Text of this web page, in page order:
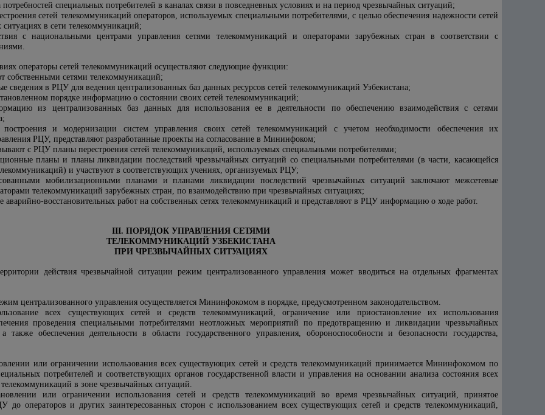
потребностей специальных потребителей в каналах связи в повседневных условиях и на период чрезвычайных ситуаций;
сетей телекоммуникаций операторов, используемых специальными потребителями, с целью обеспечения надежности сетей
в сети телекоммуникаций;
с национальными центрами управления сетями телекоммуникаций и операторами зарубежных стран в соответствии с
операторы сетей телекоммуникаций осуществляют следующие функции:
собственными сетями телекоммуникаций;
сведения в РЦУ для ведения централизованных баз данных ресурсов сетей телекоммуникаций Узбекистана;
порядке информацию о состоянии своих сетей телекоммуникаций;
из централизованных баз данных для использования ее в деятельности по обеспечению взаимодействия с сетями
построения и модернизации систем управления своих сетей телекоммуникаций с учетом необходимости обеспечения их
РЦУ, представляют разработанные проекты на согласование в Мининфоком;
с РЦУ планы перестроения сетей телекоммуникаций, используемых специальными потребителями;
планы и планы ликвидации последствий чрезвычайных ситуаций со специальными потребителями (в части, касающейся
и участвуют в соответствующих учениях, организуемых РЦУ;
мобилизационными планами и планами ликвидации последствий чрезвычайных ситуаций заключают межсетевые
телекоммуникаций зарубежных стран, по взаимодействию при чрезвычайных ситуациях;
аварийно-восстановительных работ на собственных сетях телекоммуникаций и представляют в РЦУ информацию о ходе работ.
III. ПОРЯДОК УПРАВЛЕНИЯ СЕТЯМИ
ТЕЛЕКОММУНИКАЦИЙ УЗБЕКИСТАНА
ПРИ ЧРЕЗВЫЧАЙНЫХ СИТУАЦИЯХ
действия чрезвычайной ситуации режим централизованного управления может вводиться на отдельных фрагментах
централизованного управления осуществляется Мининфокомом в порядке, предусмотренном законодательством.
всех существующих сетей и средств телекоммуникаций, ограничение или приостановление их использования
проведения специальными потребителями неотложных мероприятий по предотвращению и ликвидации чрезвычайных
обеспечения деятельности в области государственного управления, обороноспособности и безопасности государства,
или ограничении использования всех существующих сетей и средств телекоммуникаций принимается Мининфокомом по
потребителей и соответствующих органов государственной власти и управления на основании анализа состояния всех
в зоне чрезвычайных ситуаций.
или ограничении использования сетей и средств телекоммуникаций во время чрезвычайных ситуаций, принятое
операторов и других заинтересованных сторон с использованием всех существующих сетей и средств телекоммуникаций,